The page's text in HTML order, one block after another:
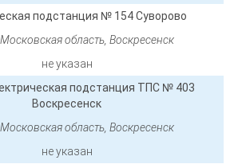
подстанция № 154 Суворово
область, Воскресенск
не указан
подстанция ТПС № 403
Воскресенск
область, Воскресенск
не указан